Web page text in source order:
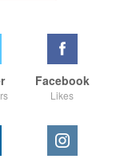
Facebook
Likes